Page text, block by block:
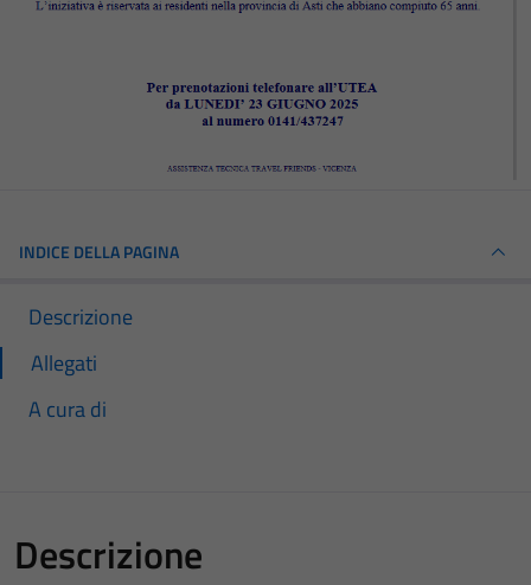
INDICE DELLA PAGINA
Descrizione
Allegati
A cura di
Descrizione